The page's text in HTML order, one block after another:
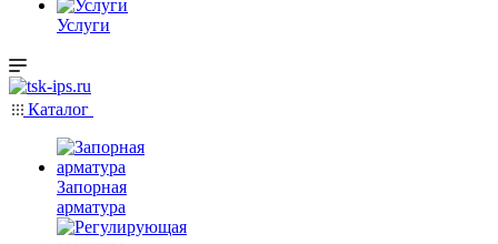
Услуги
Каталог
Запорная
арматура